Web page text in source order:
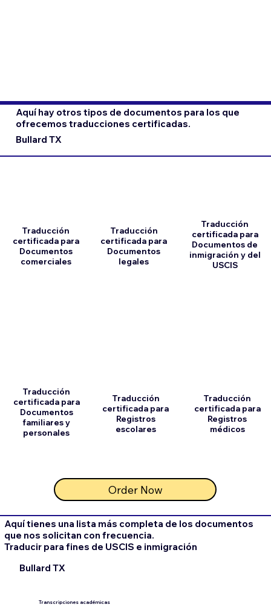
Transcripciones académicas
Aquí hay otros tipos de documentos para los que
ofrecemos traducciones certificadas.
Bullard TX
Traducción
certificada para
Documentos
comerciales
Traducción
certificada para
Documentos
familiares y
personales
Traducción
certificada para
Documentos
legales
Traducción
certificada para
Registros
escolares
Order Now
Traducción
certificada para
Documentos de
inmigración y del
USCIS
Traducción
certificada para
Registros
médicos
Aquí tienes una lista más completa de los documentos
que nos solicitan con frecuencia.
Traducir para fines de USCIS e inmigración
Bullard TX